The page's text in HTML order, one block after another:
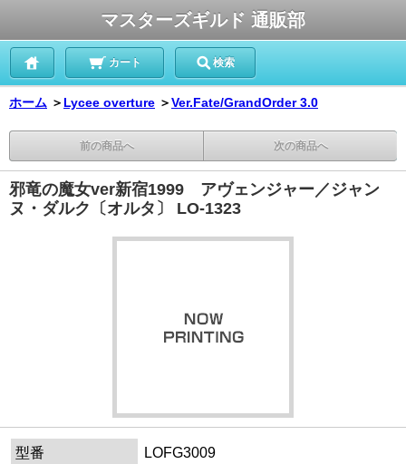
マスターズギルド 通販部
カート 検索
ホーム ＞ Lycee overture ＞Ver.Fate/GrandOrder 3.0
前の商品へ 次の商品へ
邪竜の魔女ver新宿1999 アヴェンジャー／ジャン
ヌ・ダルク〔オルタ〕 LO-1323
型番
LOFG3009